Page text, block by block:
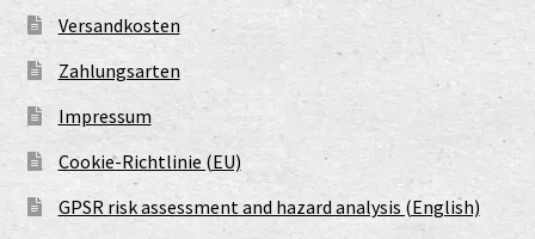
Versandkosten
Zahlungsarten
Impressum
Cookie-Richtlinie (EU)
GPSR risk assessment and hazard analysis (English)